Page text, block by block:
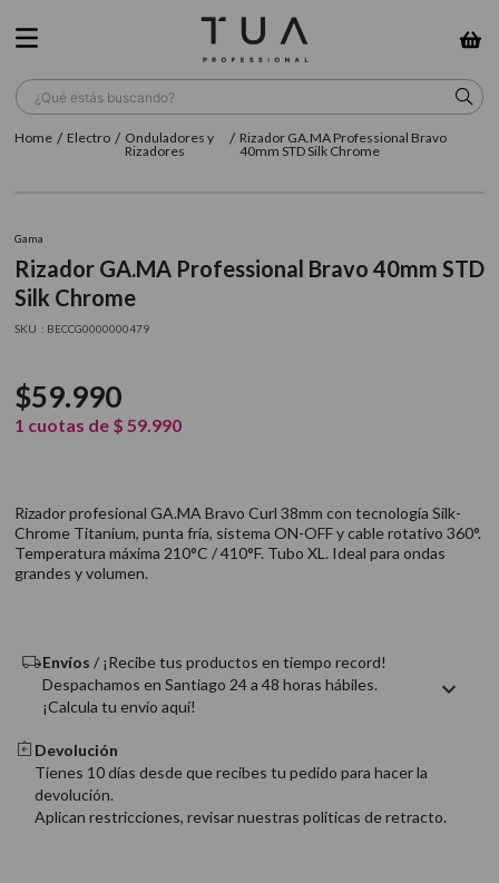
¿Qué estás buscando?
Electro
Onduladores y
Rizadores
Rizador GA.MA Professional Bravo
40mm STD Silk Chrome
Gama
Rizador GA.MA Professional Bravo 40mm STD
Silk Chrome
: BECCG0000000479
$59.990
1 cuotas de $ 59.990
Rizador profesional GA.MA Bravo Curl 38mm con tecnología Silk-
Chrome Titanium, punta fría, sistema ON-OFF y cable rotativo 360°.
Temperatura máxima 210°C / 410°F. Tubo XL. Ideal para ondas
grandes y volumen.
Envíos / ¡Recibe tus productos en tiempo record!
Despachamos en Santiago 24 a 48 horas hábiles.
¡Calcula tu envío aquí!
Devolución
Tienes 10 días desde que recibes tu pedido para hacer la
devolución.
Aplican restricciones, revisar nuestras politicas de retracto.
TÉRMINOS MÁS BUSCADOS
3. farmavita
6. gama
7. secador
9. acondicionador
10. protector térmico